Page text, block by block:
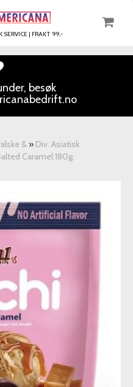
SERVICE | FRAKT 99,-
besøk
& » Div. Asiatisk
Caramel 180g.